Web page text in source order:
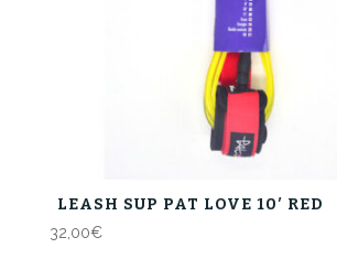
LEASH SUP PAT LOVE 10′ RED
32,00€